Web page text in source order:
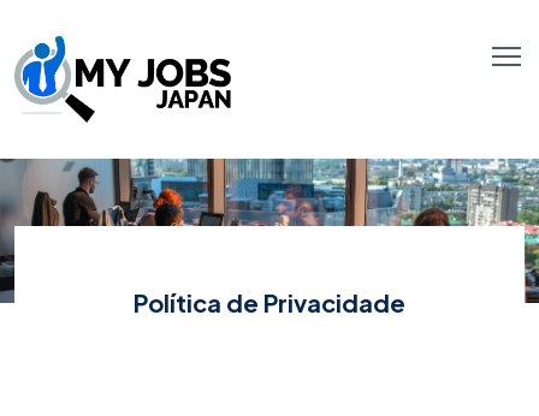
Política de Privacidade